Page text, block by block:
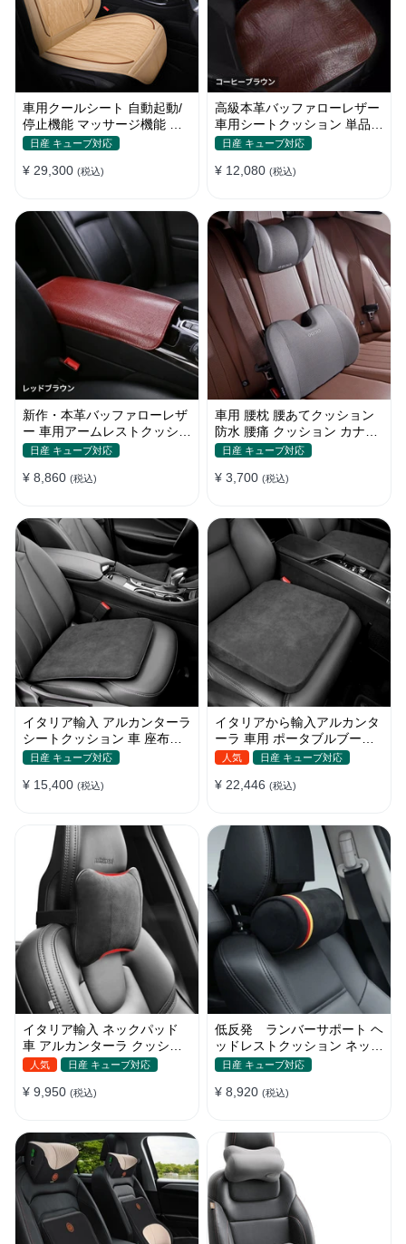
車用クールシート 自動起動/
停止機能 マッサージ機能 通
気性 滑り止め 猛暑対策 取付
日産 キューブ対応
¥ 29,300 (税込)
高級本革バッファローレザー
車用シートクッション 単品・
3点セット
日産 キューブ対応
¥ 12,080 (税込)
新作・本革バッファローレザ
ー 車用アームレストクッショ
ン セダン・SUV対応 高級牛
日産 キューブ対応
¥ 8,860 (税込)
車用 腰枕 腰あてクッション
防水 腰痛 クッション カナロ
ア ドライブ 腰当て 腰痛対策
ト
日産 キューブ対応
¥ 3,700 (税込)
イタリア輸入 アルカンターラ
シートクッション 車 座布団
記憶フォーム 通気性抜群
日産 キューブ対応
¥ 15,400 (税込)
イタリアから輸入アルカンタ
ーラ 車用 ポータブルブース
ターシート 防寒
人気 日産 キューブ対応
¥ 22,446 (税込)
イタリア輸入 ネックパッド
車 アルカンターラ クッショ
ン 低反発 ネックピロー ドラ
人気 日産 キューブ対応
¥ 9,950 (税込)
低反発 ランバーサポート ヘ
ッドレストクッション ネック
パッド 首 車 アルカンターラ
日産 キューブ対応
¥ 8,920 (税込)